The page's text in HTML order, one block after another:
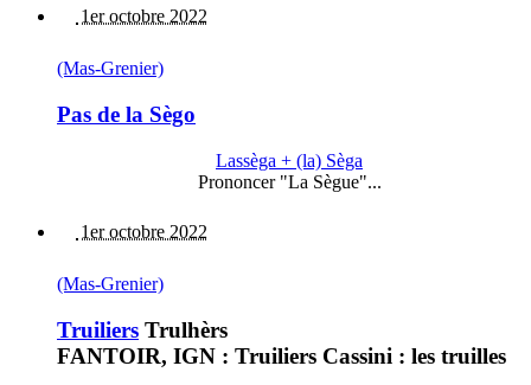
1er octobre 2022
(Mas-Grenier)
Pas de la Sègo
Lassèga + (la) Sèga
Prononcer "La Sègue"...
1er octobre 2022
(Mas-Grenier)
Truiliers Trulhèrs
FANTOIR, IGN : Truiliers Cassini : les truilles